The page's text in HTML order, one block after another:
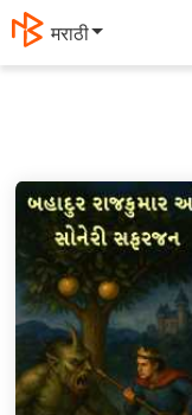
मराठी